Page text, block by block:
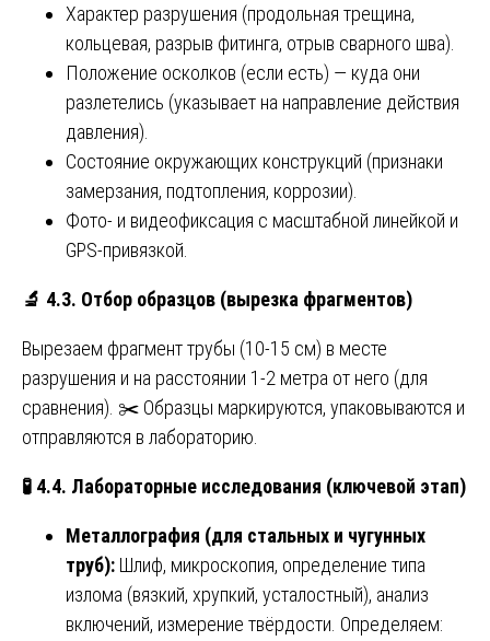
Характер разрушения (продольная трещина,
кольцевая, разрыв фитинга, отрыв сварного шва).
Положение осколков (если есть) — куда они
разлетелись (указывает на направление действия
давления).
Состояние окружающих конструкций (признаки
замерзания, подтопления, коррозии).
Фото- и видеофиксация с масштабной линейкой и
GPS-привязкой.
🔬 4.3. Отбор образцов (вырезка фрагментов)
Вырезаем фрагмент трубы (10-15 см) в месте
разрушения и на расстоянии 1-2 метра от него (для
сравнения). ✂️ Образцы маркируются, упаковываются и
отправляются в лабораторию.
🧪 4.4. Лабораторные исследования (ключевой этап)
Металлография (для стальных и чугунных
труб): Шлиф, микроскопия, определение типа
излома (вязкий, хрупкий, усталостный), анализ
включений, измерение твёрдости. Определяем: